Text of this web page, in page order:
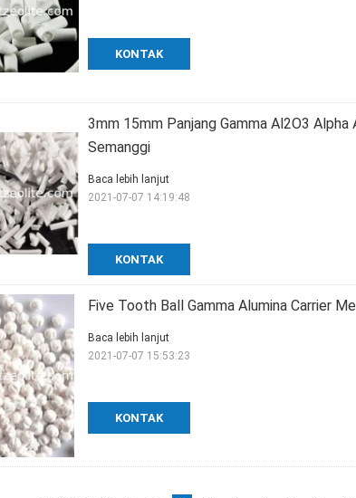
KONTAK
3mm 15mm Panjang Gamma Al2O3
Semanggi
KONTAK
Baca lebih lanjut
2021-07-07 14:19:48
Five Tooth Ball Gamma Alumina Carrier
KONTAK
Baca lebih lanjut
2021-07-07 15:53:23